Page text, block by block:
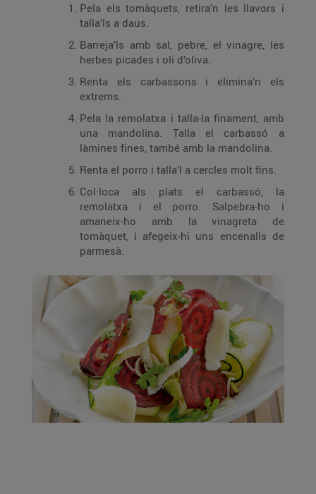
Pela els tomàquets, retira’n les llavors i
talla’ls a daus.
Barreja’ls amb sal, pebre, el vinagre, les
herbes picades i oli d’oliva.
Renta els carbassons i elimina’n els
extrems.
Pela la remolatxa i talla-la finament, amb
una mandolina. Talla el carbassó a
làmines fines, també amb la mandolina.
Renta el porro i talla’l a cercles molt fins.
Col·loca als plats el carbassó, la
remolatxa i el porro. Salpebra-ho i
amaneix-ho amb la vinagreta de
tomàquet, i afegeix-hi uns encenalls de
parmesà.